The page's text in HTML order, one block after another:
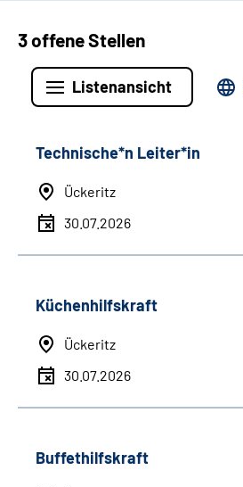
3 offene Stellen
Listenansicht
Technische*n Leiter*in
Ückeritz
30.07.2026
Küchenhilfskraft
Ückeritz
30.07.2026
Buffethilfskraft